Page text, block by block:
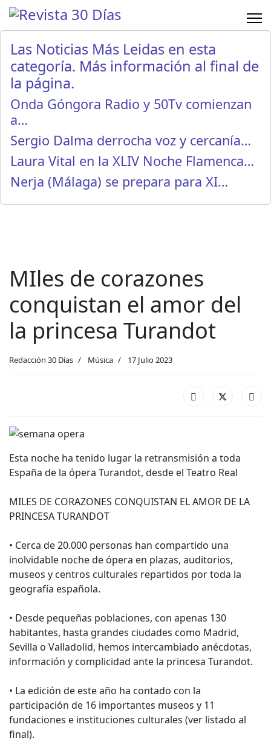
Las Noticias Más Leidas en esta
categoría. Más información al final de
la página.
Onda Góngora Radio y 50Tv comienzan
a…
Sergio Dalma derrocha voz y cercanía…
Laura Vital en la XLIV Noche Flamenca…
Nerja (Málaga) se prepara para XI…
MIles de corazones
conquistan el amor del
la princesa Turandot
Redacción 30 Días Música 17 Julio 2023
Esta noche ha tenido lugar la retransmisión a toda
España de la ópera Turandot, desde el Teatro Real
MILES DE CORAZONES CONQUISTAN EL AMOR DE LA
PRINCESA TURANDOT
• Cerca de 20.000 personas han compartido una
inolvidable noche de ópera en plazas, auditorios,
museos y centros culturales repartidos por toda la
geografía española.
• Desde pequeñas poblaciones, con apenas 130
habitantes, hasta grandes ciudades como Madrid,
Sevilla o Valladolid, hemos intercambiado anécdotas,
información y complicidad ante la princesa Turandot.
• La edición de este año ha contado con la
participación de 16 importantes museos y 11
fundaciones e instituciones culturales (ver listado al
final).